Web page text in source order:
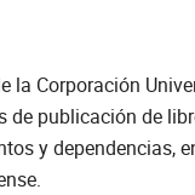
la Corporación
publicación de
y dependencias,